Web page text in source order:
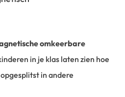
omkeerbare
in je klas laten zien hoe
in andere